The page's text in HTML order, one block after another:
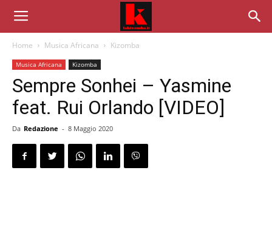
Home Musica Africana Kizomba
Musica Africana Kizomba
Sempre Sonhei – Yasmine
feat. Rui Orlando [VIDEO]
Da Redazione - 8 Maggio 2020